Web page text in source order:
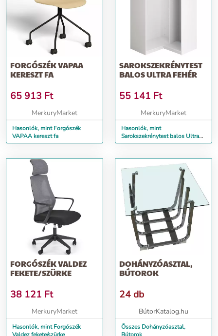
FORGÓSZÉK VAPAA
KERESZT FA
65 913 Ft
MerkuryMarket
Hasonlók, mint Forgószék
VAPAA kereszt fa
SAROKSZEKRÉNYTEST
BALOS ULTRA FEHÉR
55 141 Ft
MerkuryMarket
Hasonlók, mint
Sarokszekrénytest balos Ultra
fehér
FORGÓSZÉK VALDEZ
FEKETE/SZÜRKE
38 121 Ft
MerkuryMarket
Hasonlók, mint Forgószék
DOHÁNYZÓASZTAL,
BÚTOROK
24 db
BútorKatalog.hu
Összes Dohányzóasztal,